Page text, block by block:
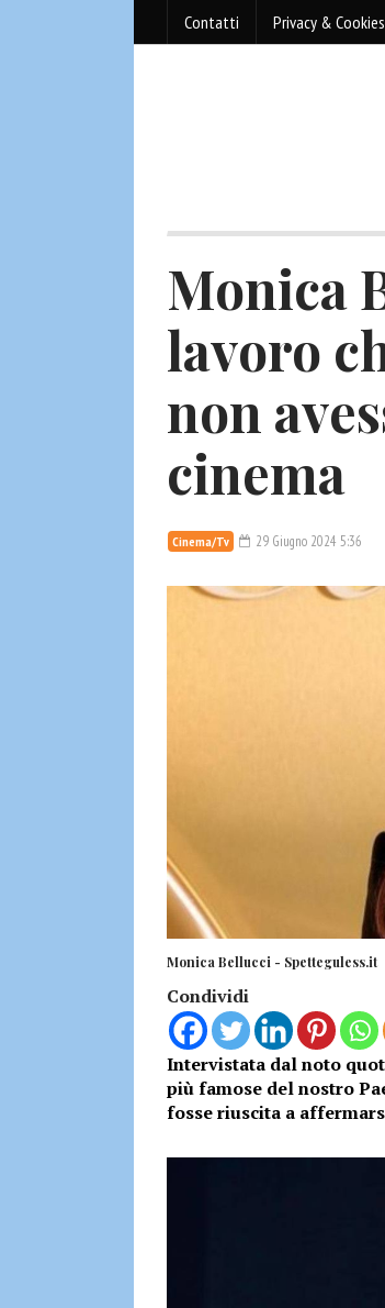
Contatti Privacy & Cookies
Monica
lavoro
non
cinema
Cinema/Tv 29 Giugno 2024 5:36
Monica Bellucci - Spetteguless.it
Condividi
Intervistata dal noto
più famose del nostro
fosse riuscita a